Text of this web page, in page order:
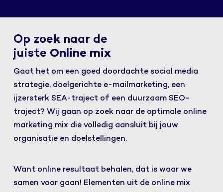
Op zoek naar de
juiste Online mix
Gaat het om een goed doordachte social media
strategie, doelgerichte e-mailmarketing, een
ijzersterk SEA-traject of een duurzaam SEO-
traject? Wij gaan op zoek naar de optimale online
marketing mix die volledig aansluit bij jouw
organisatie en doelstellingen.
Want online resultaat behalen, dat is waar we
samen voor gaan! Elementen uit de online mix